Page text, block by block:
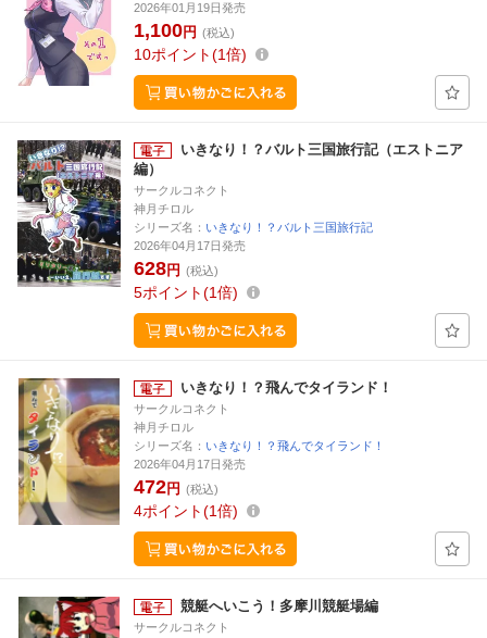
2026年01月19日発売
1,100円 (税込)
10ポイント 1倍
いきなり！？バルト三国旅行記（エストニア
編）
サークルコネクト
神月チロル
シリーズ名： いきなり！？バルト三国旅行記
2026年04月17日発売
628円 (税込)
5ポイント 1倍
いきなり！？飛んでタイランド！
サークルコネクト
神月チロル
シリーズ名： いきなり！？飛んでタイランド！
2026年04月17日発売
472円 (税込)
4ポイント 1倍
競艇へいこう！多摩川競艇場編
サークルコネクト